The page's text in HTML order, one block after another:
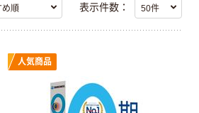
表示件数：
人気商品